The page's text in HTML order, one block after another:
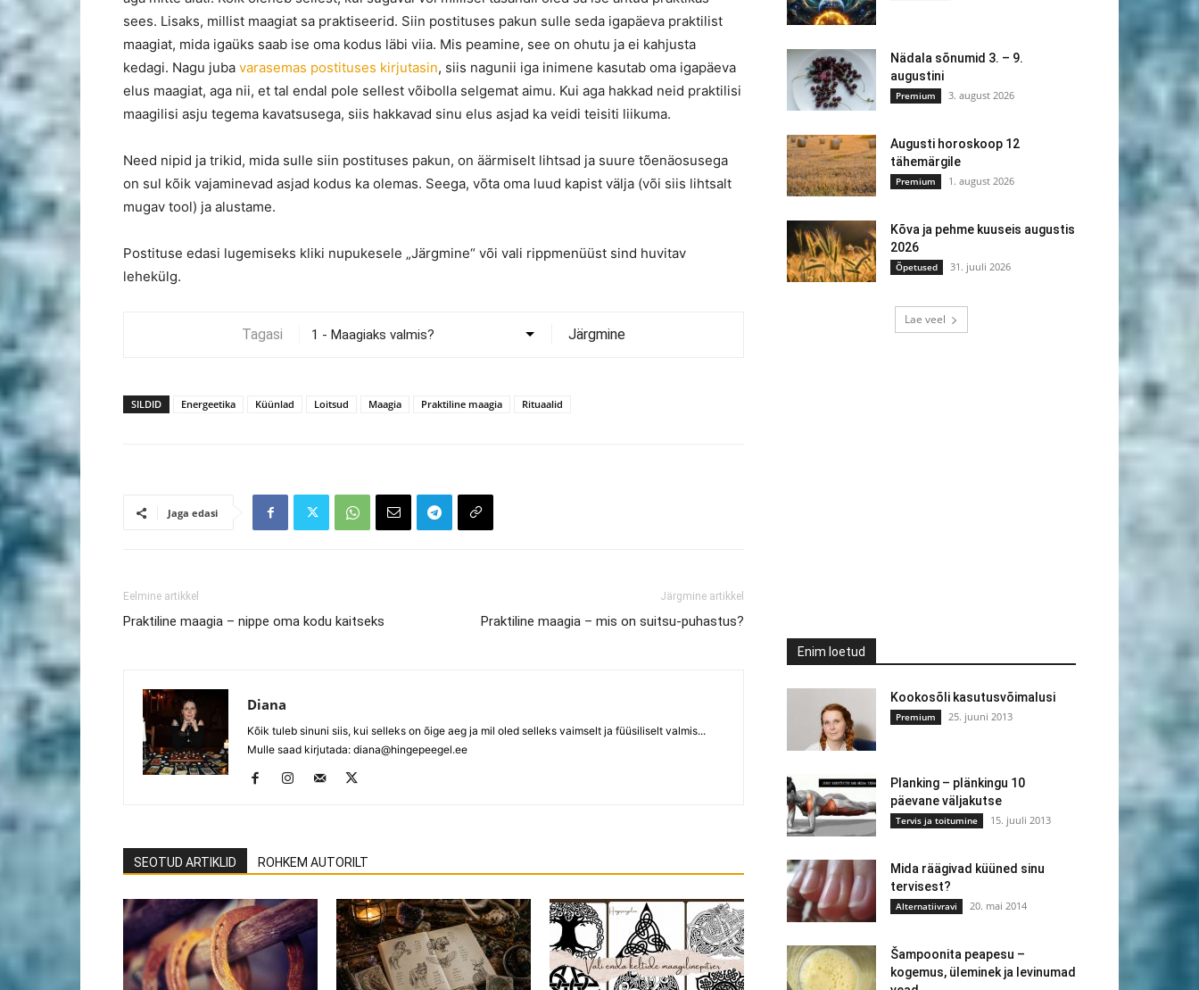
sees. Lisaks, millist maagiat sa praktiseerid. Siin postituses pakun sulle seda igapäeva praktilist
maagiat, mida igaüks saab ise oma kodus läbi viia. Mis peamine, see on ohutu ja ei kahjusta
kedagi. Nagu juba varasemas postituses kirjutasin, siis nagunii iga inimene kasutab oma igapäeva
elus maagiat, aga nii, et tal endal pole sellest võibolla selgemat aimu. Kui aga hakkad neid praktilisi
maagilisi asju tegema kavatsusega, siis hakkavad sinu elus asjad ka veidi teisiti liikuma.
Need nipid ja trikid, mida sulle siin postituses pakun, on äärmiselt lihtsad ja suure tõenäosusega
on sul kõik vajaminevad asjad kodus ka olemas. Seega, võta oma luud kapist välja (või siis lihtsalt
mugav tool) ja alustame.
Postituse edasi lugemiseks kliki nupukesele „Järgmine“ või vali rippmenüüst sind huvitav
lehekülg.
Tagasi Järgmine
SILDID Energeetika Küünlad Loitsud Maagia Praktiline maagia Rituaalid
Jaga edasi
Eelmine artikkel
Praktiline maagia – nippe oma kodu kaitseks
Järgmine artikkel
Praktiline maagia – mis on suitsu-puhastus?
Diana
Kõik tuleb sinuni siis, kui selleks on õige aeg ja mil oled selleks vaimselt ja füüsiliselt valmis...
Mulle saad kirjutada: diana@hingepeegel.ee
SEOTUD ARTIKLID ROHKEM AUTORILT
Nädala sõnumid 3. – 9.
augustini
Premium 3. august 2026
Augusti horoskoop 12
tähemärgile
Premium 1. august 2026
Kõva ja pehme kuuseis augustis
2026
Õpetused 31. juuli 2026
Lae veel
Enim loetud
Kookosõli kasutusvõimalusi
Premium 25. juuni 2013
Planking – plänkingu 10
päevane väljakutse
Tervis ja toitumine 15. juuli 2013
Mida räägivad küüned sinu
tervisest?
Alternatiivravi 20. mai 2014
Šampoonita peapesu –
kogemus, üleminek ja levinumad